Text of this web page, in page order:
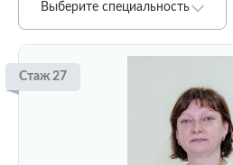
Выберите специальность
Стаж 27